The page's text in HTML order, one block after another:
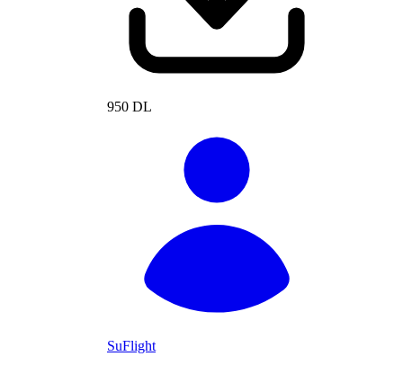
950 DL
SuFlight